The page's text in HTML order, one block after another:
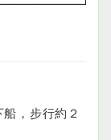
，步行約２